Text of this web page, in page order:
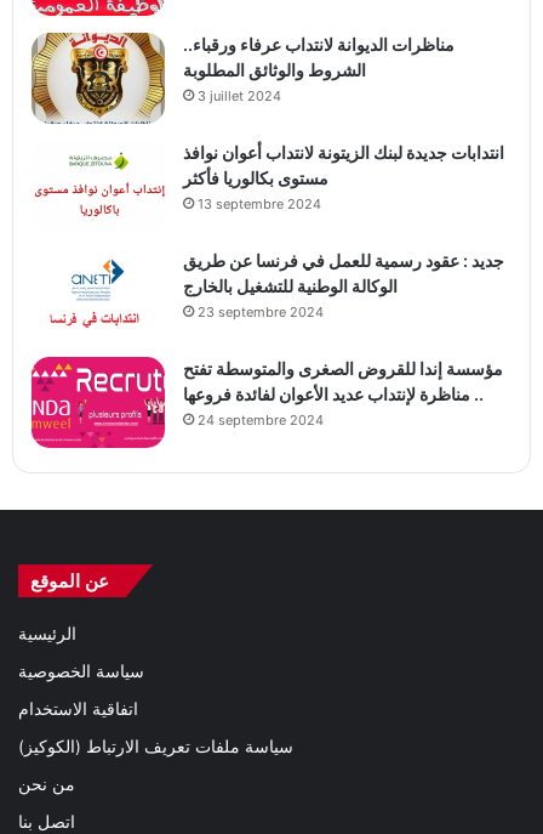
مناظرات الديوانة لانتداب عرفاء ورقباء..
الشروط والوثائق المطلوبة
3 juillet 2024
انتدابات جديدة لبنك الزيتونة لانتداب أعوان نوافذ
مستوى بكالوريا فأكثر
13 septembre 2024
جديد : عقود رسمية للعمل في فرنسا عن طريق
الوكالة الوطنية للتشغيل بالخارج
23 septembre 2024
مؤسسة إندا للقروض الصغرى والمتوسطة تفتح
مناظرة لإنتداب عديد الأعوان لفائدة فروعها ..
24 septembre 2024
عن الموقع
الرئيسية
سياسة الخصوصية
اتفاقية الاستخدام
سياسة ملفات تعريف الارتباط (الكوكيز)
من نحن
اتصل بنا